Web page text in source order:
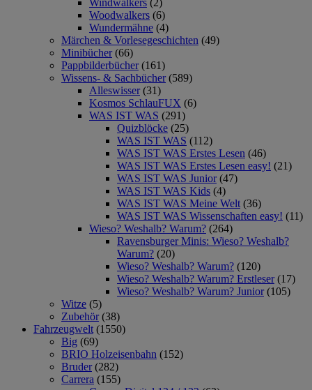
Woodwalkers (6)
Wundermähne (4)
Märchen & Vorlesegeschichten (49)
Minibücher (66)
Pappbilderbücher (161)
Wissens- & Sachbücher (589)
Alleswisser (31)
Kosmos SchlauFUX (6)
WAS IST WAS (291)
Quizblöcke (25)
WAS IST WAS (112)
WAS IST WAS Erstes Lesen (46)
WAS IST WAS Erstes Lesen easy! (21)
WAS IST WAS Junior (47)
WAS IST WAS Kids (4)
WAS IST WAS Meine Welt (36)
WAS IST WAS Wissenschaften easy! (11)
Wieso? Weshalb? Warum? (264)
Ravensburger Minis: Wieso? Weshalb?
Warum? (20)
Wieso? Weshalb? Warum? (120)
Wieso? Weshalb? Warum? Erstleser (17)
Wieso? Weshalb? Warum? Junior (105)
Witze (5)
Zubehör (38)
Fahrzeugwelt (1550)
Big (69)
BRIO Holzeisenbahn (152)
Bruder (282)
Carrera (155)